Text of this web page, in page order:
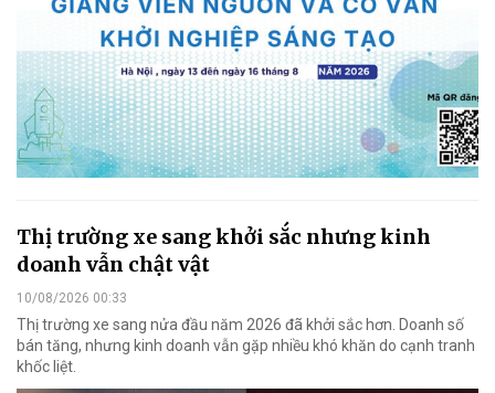
Thị trường xe sang khởi sắc nhưng kinh
doanh vẫn chật vật
10/08/2026 00:33
Thị trường xe sang nửa đầu năm 2026 đã khởi sắc hơn. Doanh số
bán tăng, nhưng kinh doanh vẫn gặp nhiều khó khăn do cạnh tranh
khốc liệt.